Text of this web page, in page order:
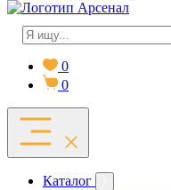
0
0
Каталог